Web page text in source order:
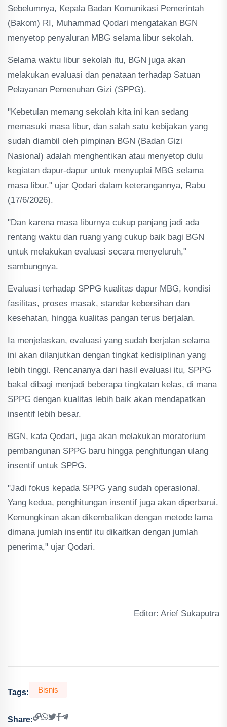
Sebelumnya, Kepala Badan Komunikasi Pemerintah
(Bakom) RI, Muhammad Qodari mengatakan BGN
menyetop penyaluran MBG selama libur sekolah.
Selama waktu libur sekolah itu, BGN juga akan
melakukan evaluasi dan penataan terhadap Satuan
Pelayanan Pemenuhan Gizi (SPPG).
"Kebetulan memang sekolah kita ini kan sedang
memasuki masa libur, dan salah satu kebijakan yang
sudah diambil oleh pimpinan BGN (Badan Gizi
Nasional) adalah menghentikan atau menyetop dulu
kegiatan dapur-dapur untuk menyuplai MBG selama
masa libur." ujar Qodari dalam keterangannya, Rabu
(17/6/2026).
"Dan karena masa liburnya cukup panjang jadi ada
rentang waktu dan ruang yang cukup baik bagi BGN
untuk melakukan evaluasi secara menyeluruh,"
sambungnya.
Evaluasi terhadap SPPG kualitas dapur MBG, kondisi
fasilitas, proses masak, standar kebersihan dan
kesehatan, hingga kualitas pangan terus berjalan.
Ia menjelaskan, evaluasi yang sudah berjalan selama
ini akan dilanjutkan dengan tingkat kedisiplinan yang
lebih tinggi. Rencananya dari hasil evaluasi itu, SPPG
bakal dibagi menjadi beberapa tingkatan kelas, di mana
SPPG dengan kualitas lebih baik akan mendapatkan
insentif lebih besar.
BGN, kata Qodari, juga akan melakukan moratorium
pembangunan SPPG baru hingga penghitungan ulang
insentif untuk SPPG.
"Jadi fokus kepada SPPG yang sudah operasional.
Yang kedua, penghitungan insentif juga akan diperbarui.
Kemungkinan akan dikembalikan dengan metode lama
dimana jumlah insentif itu dikaitkan dengan jumlah
penerima," ujar Qodari.
Editor: Arief Sukaputra
Tags: Bisnis
Share: